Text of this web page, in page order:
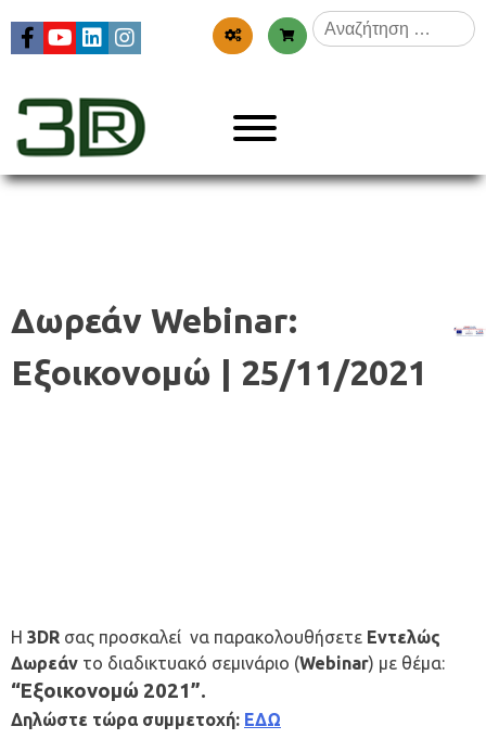
Αναζήτηση
για:
3dr
Δωρεάν Webinar:
Εξοικονομώ | 25/11/2021
Η 3DR σας προσκαλεί να παρακολουθήσετε Εντελώς
Δωρεάν το διαδικτυακό σεμινάριο (Webinar) με θέμα:
“Εξοικονομώ 2021”.
Δηλώστε τώρα συμμετοχή: ΕΔΩ